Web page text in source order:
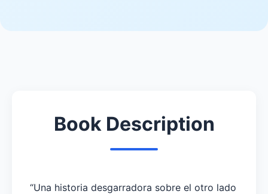
Book Description
“Una historia desgarradora sobre el otro lado